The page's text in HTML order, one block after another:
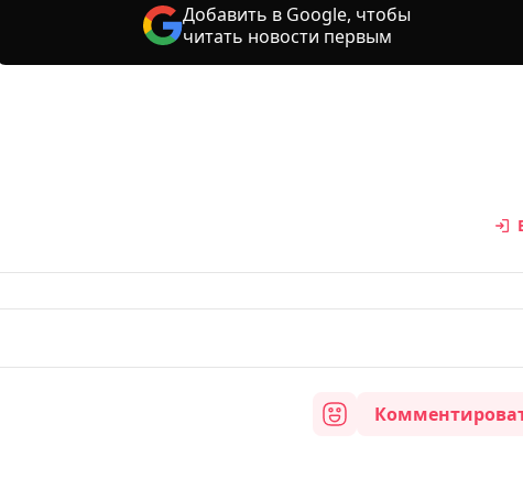
Добавить в Google, чтобы
читать новости первым